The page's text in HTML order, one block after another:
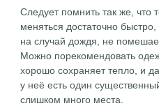
Следует помнить так же, что
меняться достаточно
на случай дождя, не
Можно порекомендовать
хорошо сохраняет тепло, и
у неё есть один
слишком много места.